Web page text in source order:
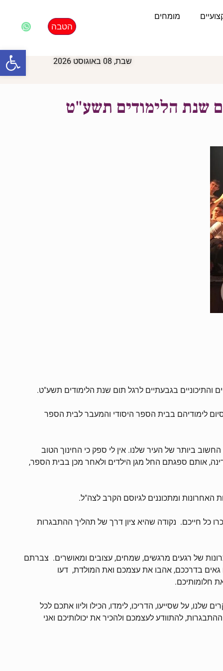
מומחים
הטבה
שבת, 08 באוגוסט 2026
בגבעתיים לרגל תום שנת הלימודים תשע"ט.
לציון סיום לימודיהם בבית הספר היסודי והמעבר לבית הספר
ביותר של העיר שלנו. אין לי ספק כי החינוך הטוב
אותם ספגתם החל מגן הילדים ולאחר מכן בבית הספר,
כל חייכם. נקודה שהיא ציון דרך של תהליך ההתבגרות
של רגעים מרגשים, שמחים, עצובים ומאושרים. צברתם
גאים בדרככם, אהבו את עצמכם ואת המולדת, דעו
חלומותיכם.
על שסייעו, הדריכו, לימדו, הכילו וליוו אתכם לכל
להתוודע לעצמכם ולהכיר את יכולותיכם ואני
פתח